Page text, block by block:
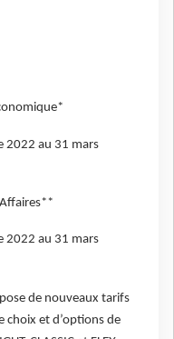
2022 au 31 mars
Affaires**
2022 au 31 mars
de nouveaux tarifs
choix et d’options de